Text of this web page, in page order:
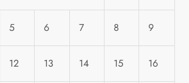
5 6 7 8 9
12 13 14 15 16